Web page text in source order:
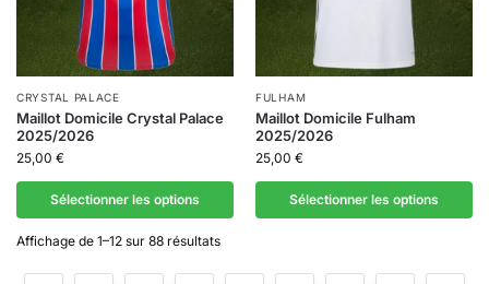
CRYSTAL PALACE
Maillot Domicile Crystal Palace
2025/2026
25,00 €
Sélectionner les options
FULHAM
Maillot Domicile Fulham
2025/2026
25,00 €
Sélectionner les options
Affichage de 1–12 sur 88 résultats